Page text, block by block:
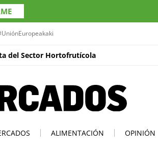
kaki
del Sector Hortofrutícola
ALIMENTACIÓN OPINIÓN